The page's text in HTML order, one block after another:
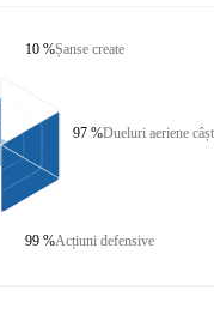
Șanse create
10 %
Dueluri aeriene
97 %
Acțiuni defensive
99 %